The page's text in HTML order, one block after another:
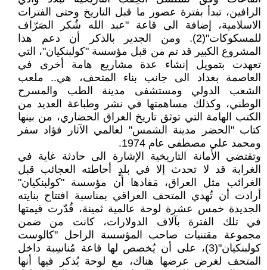
الرافين، تبدأ بفترة عصور ما قبل التاريخ وحتى الفترات
الاسلامية، إضافة الى قاعة "عبد الله شُكر الصَرّاف
للمسكوكات"(2). ومن الجدير بالذكر أن دعم هذا
المشروع الكبير قد تم من قبل مؤسسة "كولبنكيان"، التي
تعهدت بتمويل إنشاء عدة مشاريع هامة أخرى في
العاصمة بغداد الى جانب بناء المتحف، هي.. ملعب
الشعب الدولي ومستشفى مدينة الطب والمسرح
الوطني، وكذلك مساهمتها في نشر وطباعة العديد من
الكتب الهامة التي توثق تاريخ العراق الحضاري، من بينها
كتاب "الحضر مدينة الشمس" لعالمي الآثار فؤاد سفر
ومحمد علي مصطفى عام 1974.
وتقتضي الأمانة التاريخية الإشارة الى حادثة غاية في
الغرابة قد لا تحدث إلا في بلدٍ أحاطته العجائب قبل
الغرائب مثل العراق، مَفادها أن مؤسسة "كولبنكيان"
أرادت أن تُهدي المتحف العراقي بمناسبة افتتاح بنايته
الجديدة خمس عشرة لوحة عالمية ثمينة، قُدّرت قيمتها
في تلك الفترة بآلاف الدولارات، كانت من ضمن
مجموعة مقتنيات صاحب المؤسسة الراحل "كالوست
كولبنكيان"(3)، على أن يُخصص لها قاعة مُناسِبة داخل
المتحف لغرض عرضها هناك، مع لوحة يُذكر فيها أنها